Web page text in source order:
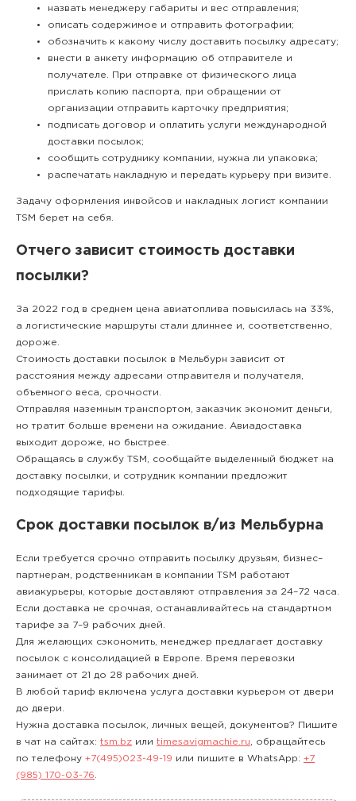
назвать менеджеру габариты и вес отправления;
описать содержимое и отправить фотографии;
обозначить к какому числу доставить посылку адресату;
внести в анкету информацию об отправителе и
получателе. При отправке от физического лица
прислать копию паспорта, при обращении от
организации отправить карточку предприятия;
подписать договор и оплатить услуги международной
доставки посылок;
сообщить сотруднику компании, нужна ли упаковка;
распечатать накладную и передать курьеру при визите.
Задачу оформления инвойсов и накладных логист компании
TSM берет на себя.
Отчего зависит стоимость доставки
посылки?
За 2022 год в среднем цена авиатоплива повысилась на 33%,
а логистические маршруты стали длиннее и, соответственно,
дороже.
Стоимость доставки посылок в Мельбурн зависит от
расстояния между адресами отправителя и получателя,
объемного веса, срочности.
Отправляя наземным транспортом, заказчик экономит деньги,
но тратит больше времени на ожидание. Авиадоставка
выходит дороже, но быстрее.
Обращаясь в службу TSM, сообщайте выделенный бюджет на
доставку посылки, и сотрудник компании предложит
подходящие тарифы.
Срок доставки посылок в/из Мельбурна
Если требуется срочно отправить посылку друзьям, бизнес–
партнерам, родственникам в компании TSM работают
авиакурьеры, которые доставляют отправления за 24–72 часа.
Если доставка не срочная, останавливайтесь на стандартном
тарифе за 7–9 рабочих дней.
Для желающих сэкономить, менеджер предлагает доставку
посылок с консолидацией в Европе. Время перевозки
занимает от 21 до 28 рабочих дней.
В любой тариф включена услуга доставки курьером от двери
до двери.
Нужна доставка посылок, личных вещей, документов? Пишите
в чат на сайтах: tsm.bz или timesavigmachie.ru , обращайтесь
по телефону +7(495)023-49-19 или пишите в WhatsApp: +7
(985) 170-03-76